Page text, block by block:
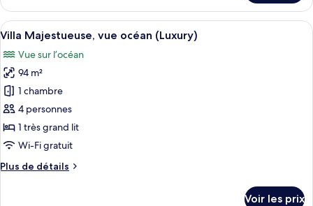
vue
océan
(Residence)
le
type
de
chambre
Chambre,
4
chambres,
vue
océan
(Residence)
Afficher
toutes
les
photos
pour
ce
type
de
chambre :
Villa
Un dressing avec des étagères
6
Villa Majestueuse, vue océan (Luxury)
Vue sur l’océan
94 m²
1 chambre
4 personnes
1 très grand lit
Wi-Fi gratuit
Plus de détails
Plus
Voir les prix